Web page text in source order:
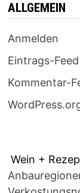
ALLGEMEIN
Anmelden
Eintrags-Feed
Kommentar-
Wein +